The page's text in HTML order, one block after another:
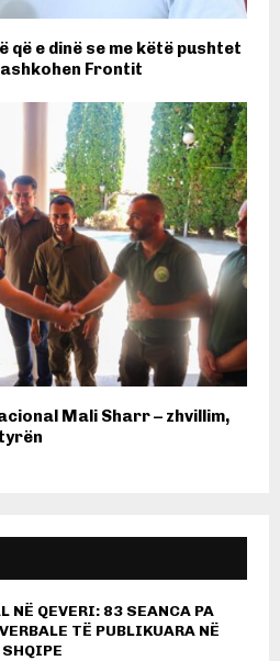
që e dinë se me këtë pushtet
Frontit
Mali Sharr – zhvillim,
NË QEVERI: 83 SEANCA PA
TË PUBLIKUARA NË
SHQIPE